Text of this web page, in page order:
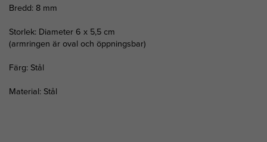
Bredd: 8 mm
Storlek: Diameter 6 x 5,5 cm
(armringen är oval och öppningsbar)
Färg: Stål
Material: Stål